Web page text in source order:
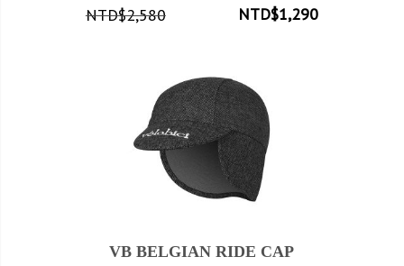
NTD$1,290
NTD$2,580
VB BELGIAN RIDE CAP